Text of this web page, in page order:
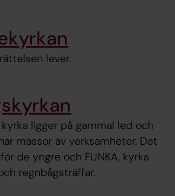
lever.
ligger på gammal led och
massor av verksamheter. Det
de yngre och FUNKA, kyrka
regnbågsträffar.